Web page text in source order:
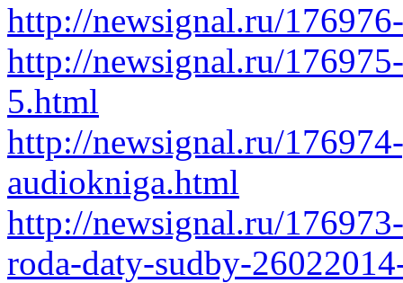
http://newsignal.ru/
http://newsignal.ru/
5.html
http://newsignal.ru/
audiokniga.html
http://newsignal.ru/
roda-daty-sudby-